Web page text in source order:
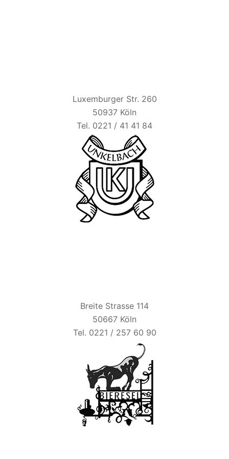
Luxemburger Str. 260
50937 Köln
Tel. 0221 / 41 41 84
Breite Strasse 114
50667 Köln
Tel. 0221 / 257 60 90